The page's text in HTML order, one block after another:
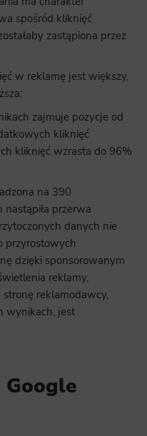
spośród kliknięć
zastąpiona przez
w reklamę jest większy,
zajmuje pozycje od
kliknięć
kliknięć wzrasta do 96%
na 390
przerwa
danych nie
przyrostowych
dzięki sponsorowanym
reklamy,
reklamodawcy,
wynikach, jest
Google